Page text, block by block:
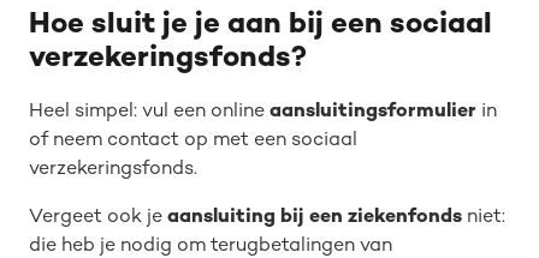
Hoe sluit je je aan bij een sociaal
verzekeringsfonds?
Heel simpel: vul een online aansluitingsformulier in
of neem contact op met een sociaal
verzekeringsfonds.
Vergeet ook je aansluiting bij een ziekenfonds niet:
die heb je nodig om terugbetalingen van